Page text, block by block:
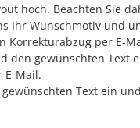
hoch. Beachten Sie
Ihr Wunschmotiv
per E-
den gewünschten
E-Mail.
Text ein